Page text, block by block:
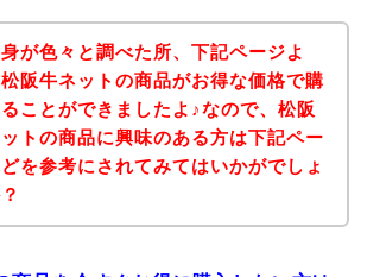
が色々と調べた所、下記ページよ
松阪牛ネットの商品がお得な価格で購
ことができましたよ♪なので、松阪
トの商品に興味のある方は下記ペー
を参考にされてみてはいかがでしょ